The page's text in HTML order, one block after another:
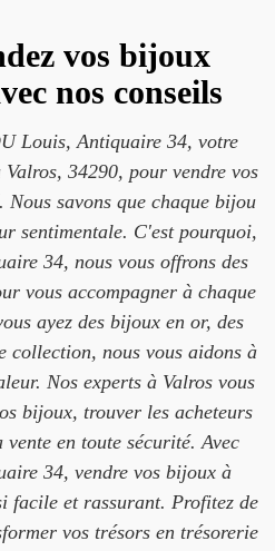
vos bijoux
nos conseils
Louis, Antiquaire 34, votre
34290, pour vendre vos
savons que chaque bijou
sentimentale. C'est pourquoi,
34, nous vous offrons des
vous accompagner à chaque
ayez des bijoux en or, des
collection, nous vous aidons à
Nos experts à Valros vous
bijoux, trouver les acheteurs
en toute sécurité. Avec
34, vendre vos bijoux à
facile et rassurant. Profitez de
vos trésors en trésorerie